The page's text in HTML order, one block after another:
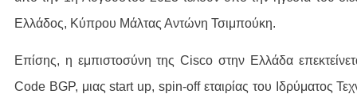
Ελλάδος, Κύπρου Μάλτας Αντώνη Τσιμπούκη.
Επίσης, η εμπιστοσύνη της Cisco στην Ελλάδα
Code BGP, μιας start up, spin-off εταιρίας του Ιδρύματος